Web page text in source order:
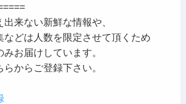
来ない新鮮な情報や、
などは人数を限定させて頂くため
お届けしています。
からご登録下さい。